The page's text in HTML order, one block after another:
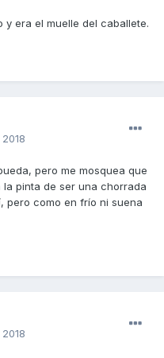
y era el muelle del caballete.
pero me mosquea que
pinta de ser una chorrada
pero como en frío ni suena